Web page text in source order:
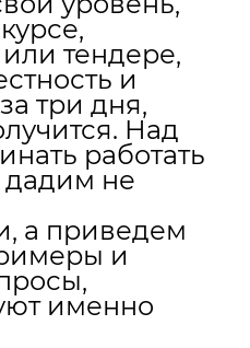
тендере,
и
три дня,
Над
работать
не
а приведем
и
именно